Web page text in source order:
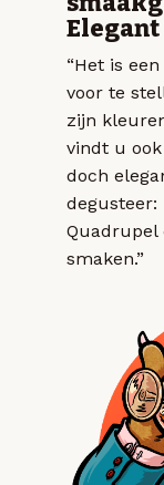
Elegant
“Het is
voor te
zijn
vindt u
doch
degusteer:
Quadrupel
smaken.”